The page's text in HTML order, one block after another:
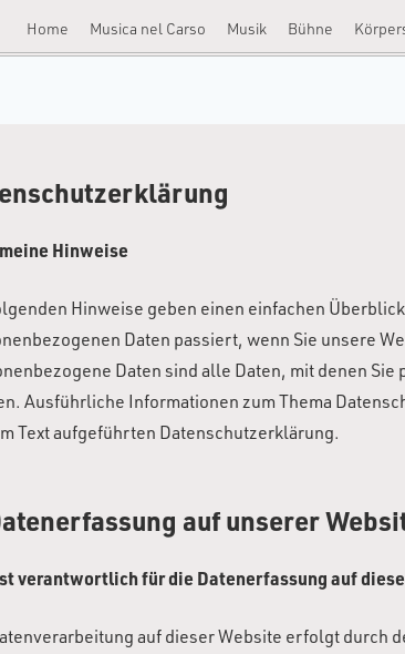
Home Musica nel Carso Musik Bühne
Hinweise
Hinweise geben einen einfachen
Daten passiert, wenn Sie unsere
Daten sind alle Daten, mit denen
Ausführliche Informationen zum Thema
Text aufgeführten Datenschutzerklärung.
auf unserer
verantwortlich für die Datenerfassung auf
auf dieser Website erfolgt durch